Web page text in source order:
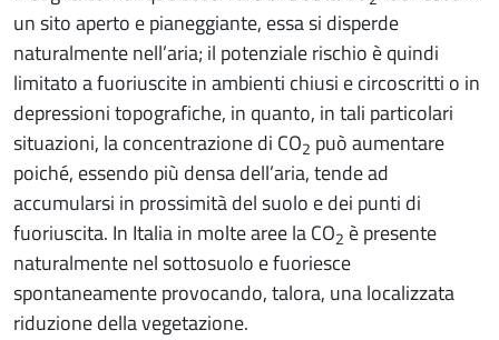
un sito aperto e pianeggiante, essa si disperde
naturalmente nell’aria; il potenziale rischio è quindi
limitato a fuoriuscite in ambienti chiusi e circoscritti o in
depressioni topografiche, in quanto, in tali particolari
situazioni, la concentrazione di CO2 può aumentare
poiché, essendo più densa dell’aria, tende ad
accumularsi in prossimità del suolo e dei punti di
fuoriuscita. In Italia in molte aree la CO2 è presente
naturalmente nel sottosuolo e fuoriesce
spontaneamente provocando, talora, una localizzata
riduzione della vegetazione.